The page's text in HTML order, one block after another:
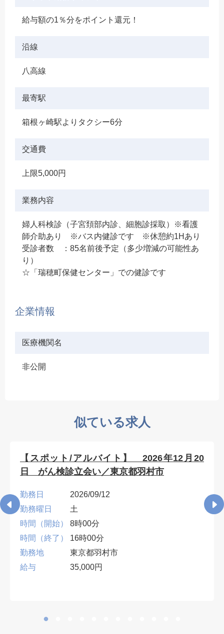
給与額の1％分をポイント還元！
沿線
八高線
最寄駅
箱根ヶ崎駅よりタクシー6分
交通費
上限5,000円
業務内容
婦人科検診（子宮頚部内診、細胞診採取）※看護
師介助あり ※バス内健診です ※休憩約1Hあり
受診者数 ：85名前後予定（多少増減の可能性あ
り）
☆「瑞穂町保健センター」での健診です
企業情報
医療機関名
非公開
似ている求人
【スポット/アルバイト】 2026年12月20
日 がん検診立会い／東京都羽村市
勤務日
2026/09/12
勤務曜日
土
時間（開始）
8時00分
時間（終了）
16時00分
勤務地
東京都羽村市
給与
35,000円